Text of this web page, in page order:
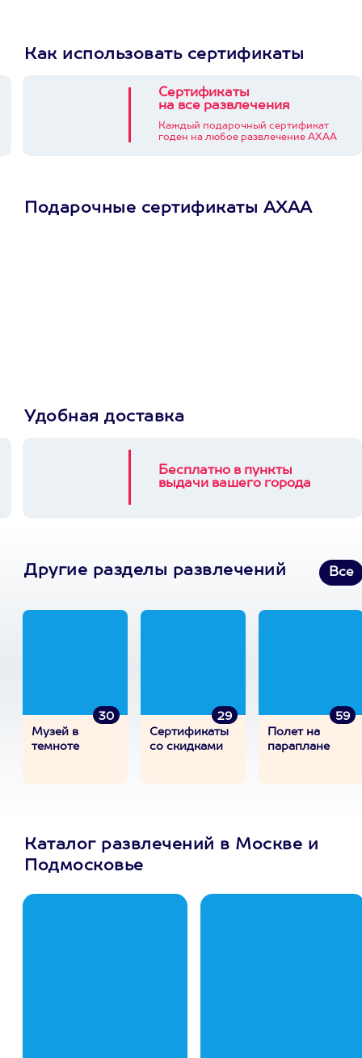
Как использовать сертификаты
Сертификаты
на все развлечения
Каждый подарочный сертификат
годен на любое развлечение АХАА
Подарочные сертификаты АХАА
Удобная доставка
Бесплатно в пункты
выдачи вашего города
Другие разделы развлечений Все
30
Музей в
темноте
29
Сертификаты
со скидками
59
Полет на
параплане
Каталог развлечений в Москве и
Подмосковье